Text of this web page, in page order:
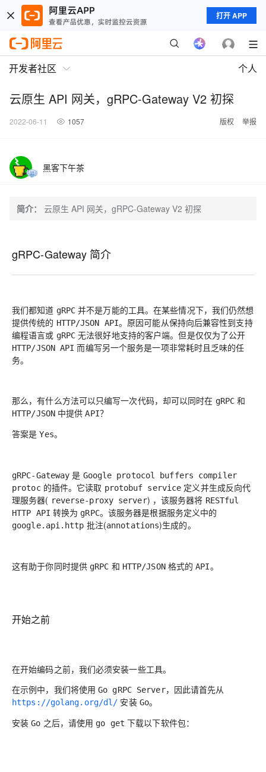
打开 APP
开发者社区 个人
云原生 API 网关，gRPC-Gateway V2 初探
2022-06-11 1057 版权 举报
黑客下午茶
简介： 云原生 API 网关，gRPC-Gateway V2 初探
gRPC-Gateway 简介
我们都知道 gRPC 并不是万能的工具。在某些情况下，我们仍然想
提供传统的 HTTP/JSON API。原因可能从保持向后兼容性到支持
编程语言或 gRPC 无法很好地支持的客户端。但是仅仅为了公开
HTTP/JSON API 而编写另一个服务是一项非常耗时且乏味的任
务。
那么，有什么方法可以只编写一次代码，却可以同时在 gRPC 和
HTTP/JSON中提供API？
答案是Yes。
gRPC-Gateway 是 Google protocol buffers compiler
protoc的插件。它读取 protobuf service 定义并生成反向代
理服务器( reverse-proxy server) ，该服务器将 RESTful
HTTP API 转换为 gRPC。该服务器是根据服务定义中的
google.api.http 批注(annotations)生成的。
这有助于你同时提供 gRPC 和 HTTP/JSON格式的API。
开始之前
在开始编码之前，我们必须安装一些工具。
在示例中，我们将使用Go gRPC Server，因此请首先从
https://golang.org/dl/ 安装 Go。
安装Go 之后，请使用 go get 下载以下软件包：